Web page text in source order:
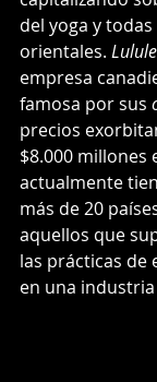
del yoga y
orientales.
empresa
famosa por sus
precios
$8.000 millones
actualmente
más de 20
aquellos que
las prácticas de
en una